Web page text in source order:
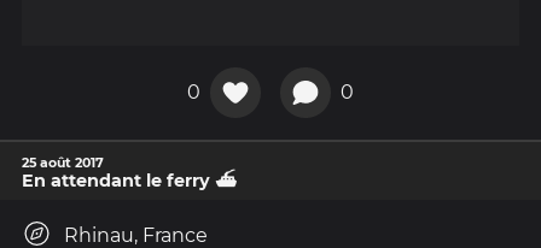
0 0
25 août 2017
En attendant le ferry ⛴
Rhinau, France